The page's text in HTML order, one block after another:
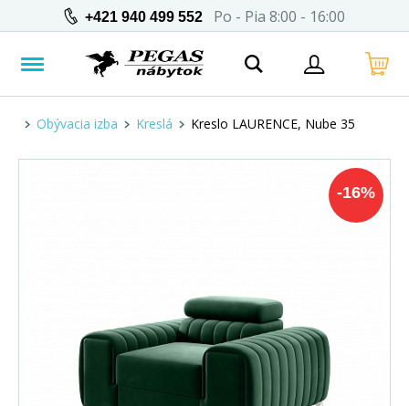
+421 940 499 552 Po - Pia 8:00 - 16:00
Obývacia izba Kreslá Kreslo LAURENCE, Nube 35
-16%